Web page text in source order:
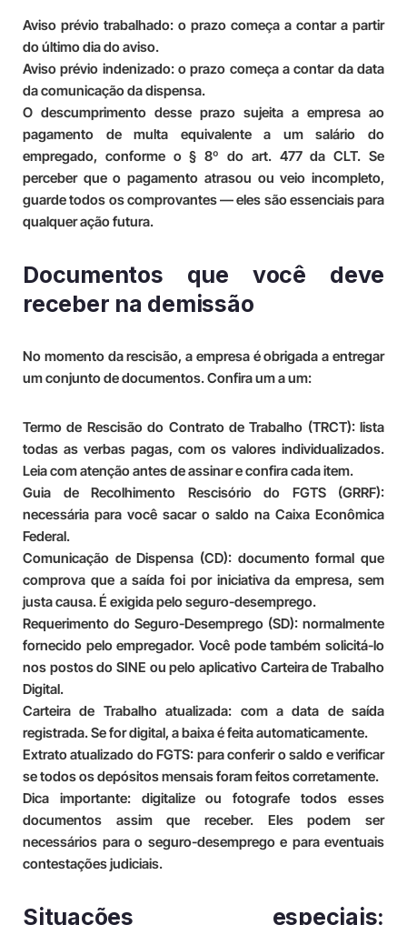
Aviso prévio trabalhado: o prazo começa a contar a partir
do último dia do aviso.
Aviso prévio indenizado: o prazo começa a contar da data
da comunicação da dispensa.
O descumprimento desse prazo sujeita a empresa ao
pagamento de multa equivalente a um salário do
empregado, conforme o § 8º do art. 477 da CLT. Se
perceber que o pagamento atrasou ou veio incompleto,
guarde todos os comprovantes — eles são essenciais para
qualquer ação futura.
Documentos que você deve
receber na demissão
No momento da rescisão, a empresa é obrigada a entregar
um conjunto de documentos. Confira um a um:
Termo de Rescisão do Contrato de Trabalho (TRCT): lista
todas as verbas pagas, com os valores individualizados.
Leia com atenção antes de assinar e confira cada item.
Guia de Recolhimento Rescisório do FGTS (GRRF):
necessária para você sacar o saldo na Caixa Econômica
Federal.
Comunicação de Dispensa (CD): documento formal que
comprova que a saída foi por iniciativa da empresa, sem
justa causa. É exigida pelo seguro-desemprego.
Requerimento do Seguro-Desemprego (SD): normalmente
fornecido pelo empregador. Você pode também solicitá-lo
nos postos do SINE ou pelo aplicativo Carteira de Trabalho
Digital.
Carteira de Trabalho atualizada: com a data de saída
registrada. Se for digital, a baixa é feita automaticamente.
Extrato atualizado do FGTS: para conferir o saldo e verificar
se todos os depósitos mensais foram feitos corretamente.
Dica importante: digitalize ou fotografe todos esses
documentos assim que receber. Eles podem ser
necessários para o seguro-desemprego e para eventuais
contestações judiciais.
Situações especiais: